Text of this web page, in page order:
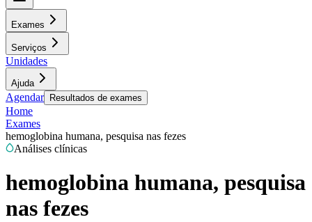
Exames
Serviços
Unidades
Ajuda
Agendar Resultados de exames
Home
Exames
hemoglobina humana, pesquisa nas fezes
Análises clínicas
hemoglobina humana, pesquisa
nas fezes